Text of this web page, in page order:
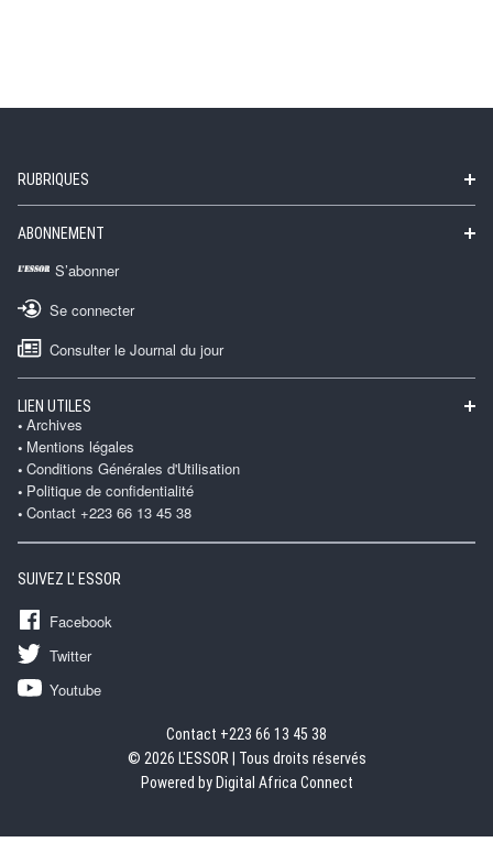
RUBRIQUES
ABONNEMENT
S’abonner
Se connecter
Consulter le Journal du jour
LIEN UTILES
Archives
Mentions légales
Conditions Générales d'Utilisation
Politique de confidentialité
Contact +223 66 13 45 38
SUIVEZ L' ESSOR
Facebook
Twitter
Youtube
Contact +223 66 13 45 38
© 2026 L'ESSOR | Tous droits réservés
Powered by Digital Africa Connect